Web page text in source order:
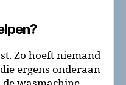
Zo hoeft niemand
ergens onderaan